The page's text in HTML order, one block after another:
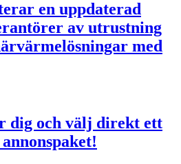
en uppdaterad
av utrustning
med
dig och välj direkt ett